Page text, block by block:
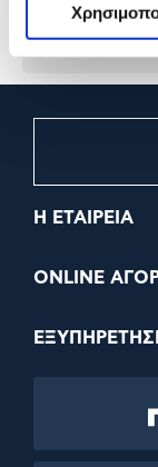
Προσθήκη
Η ΕΤΑΙΡΕΙΑ
ONLINE